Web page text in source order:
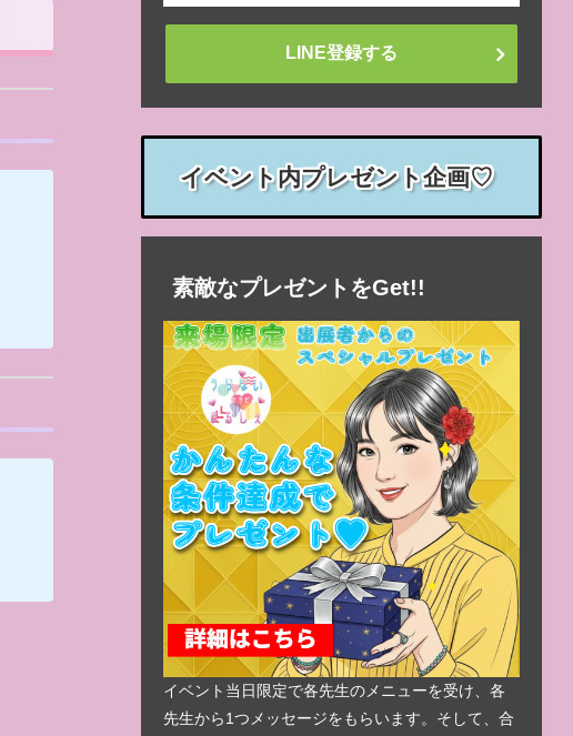
LINE登録する
イベント内プレゼント企画♡
素敵なプレゼントをGet!!
イベント当日限定で各先生のメニューを受け、各
先生から1つメッセージをもらいます。そして、合